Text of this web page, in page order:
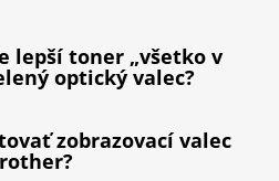
lepší toner „všetko v
optický valec?
zobrazovací valec